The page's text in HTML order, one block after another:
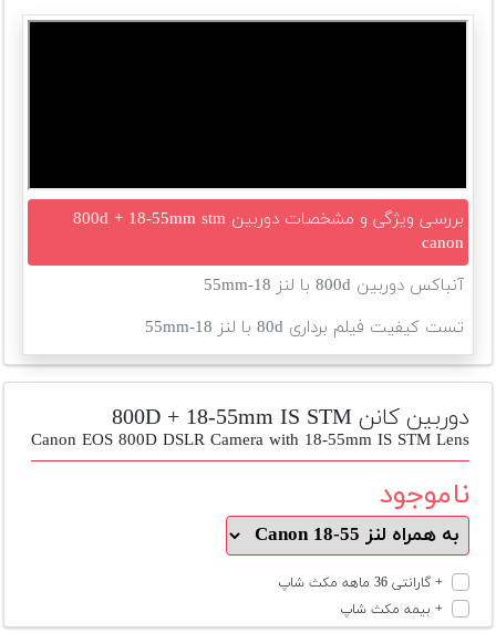
تجهیزات
دوم
لیست
قیمت
دوربین
بررسی ویژگی و مشخصات دوربین 800d + 18-55mm stm
canon
آنباکس دوربین 800d با لنز 18-55mm
تست کیفیت فیلم برداری 80d با لنز 18-55mm
دوربین کانن 800D + 18-55mm IS STM
Canon EOS 800D DSLR Camera with 18-55mm IS STM Lens
ناموجود
+ گارانتی 36 ماهه مکث شاپ
+ بیمه مکث شاپ